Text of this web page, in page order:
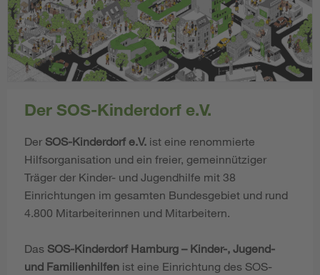
Der SOS-Kinderdorf e.V.
Der SOS-Kinderdorf e.V. ist eine renommierte
Hilfsorganisation und ein freier, gemeinnütziger
Träger der Kinder- und Jugendhilfe mit 38
Einrichtungen im gesamten Bundesgebiet und rund
4.800 Mitarbeiterinnen und Mitarbeitern.
Das SOS-Kinderdorf Hamburg – Kinder-, Jugend-
und Familienhilfen ist eine Einrichtung des SOS-